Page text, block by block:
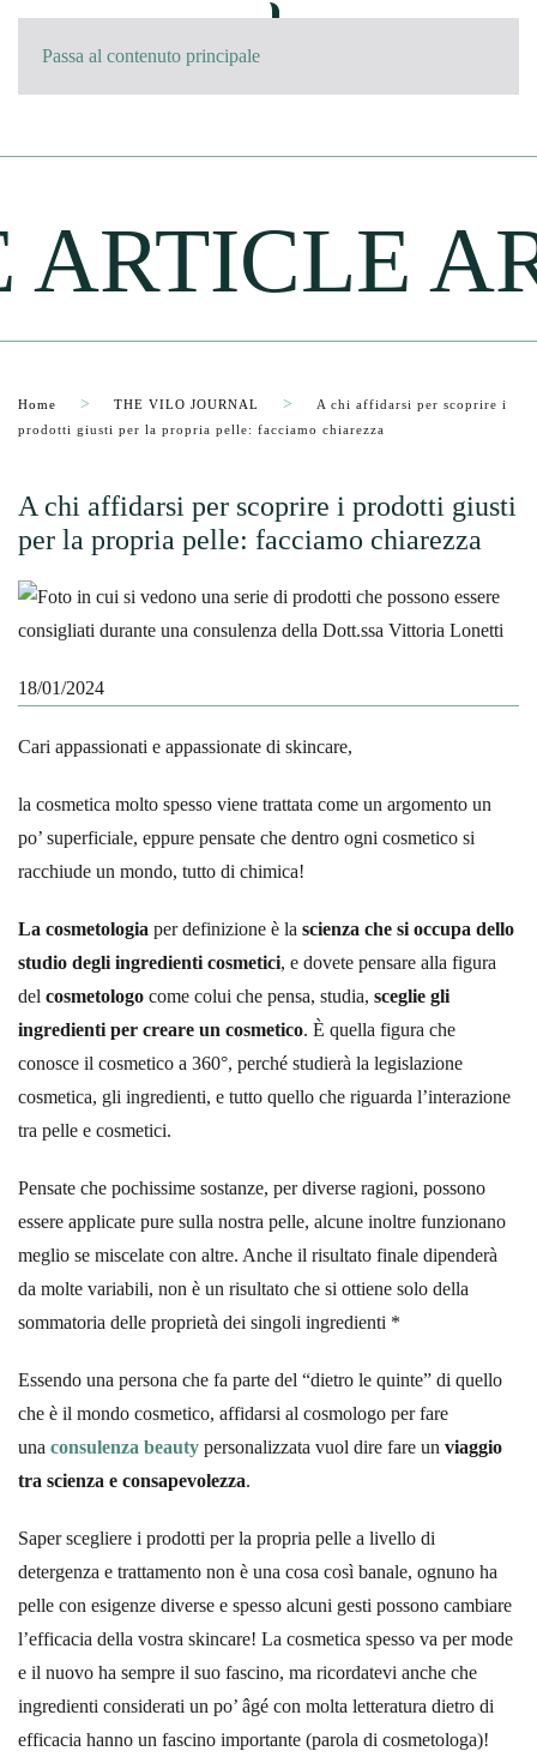
Passa al contenuto principale
Home THE VILO JOURNAL
A chi affidarsi per scoprire i
prodotti giusti per la propria pelle: facciamo chiarezza
A chi affidarsi per scoprire i prodotti giusti
per la propria pelle: facciamo chiarezza
18/01/2024
Cari appassionati e appassionate di skincare,
la cosmetica molto spesso viene trattata come un argomento un
po’ superficiale, eppure pensate che dentro ogni cosmetico si
racchiude un mondo, tutto di chimica!
La cosmetologia per definizione è la scienza che si occupa dello
studio degli ingredienti cosmetici, e dovete pensare alla figura
del cosmetologo come colui che pensa, studia, sceglie gli
ingredienti per creare un cosmetico. È quella figura che
conosce il cosmetico a 360°, perché studierà la legislazione
cosmetica, gli ingredienti, e tutto quello che riguarda l’interazione
tra pelle e cosmetici.
Pensate che pochissime sostanze, per diverse ragioni, possono
essere applicate pure sulla nostra pelle, alcune inoltre funzionano
meglio se miscelate con altre. Anche il risultato finale dipenderà
da molte variabili, non è un risultato che si ottiene solo della
sommatoria delle proprietà dei singoli ingredienti *
Essendo una persona che fa parte del “dietro le quinte” di quello
che è il mondo cosmetico, affidarsi al cosmologo per fare
una consulenza beauty personalizzata vuol dire fare un viaggio
tra scienza e consapevolezza.
Saper scegliere i prodotti per la propria pelle a livello di
detergenza e trattamento non è una cosa così banale, ognuno ha
pelle con esigenze diverse e spesso alcuni gesti possono cambiare
l’efficacia della vostra skincare! La cosmetica spesso va per mode
e il nuovo ha sempre il suo fascino, ma ricordatevi anche che
ingredienti considerati un po’ âgé con molta letteratura dietro di
efficacia hanno un fascino importante (parola di cosmetologa)!